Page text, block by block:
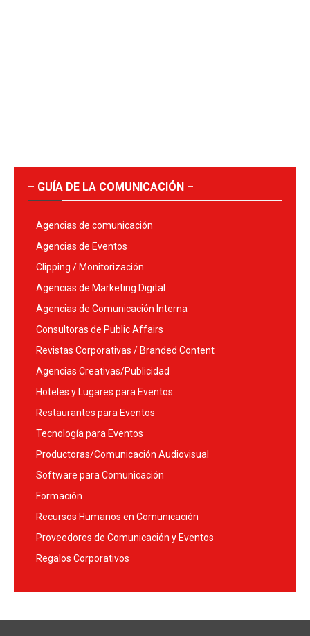
– GUÍA DE LA COMUNICACIÓN –
Agencias de comunicación
Agencias de Eventos
Clipping / Monitorización
Agencias de Marketing Digital
Agencias de Comunicación Interna
Consultoras de Public Affairs
Revistas Corporativas / Branded Content
Agencias Creativas/Publicidad
Hoteles y Lugares para Eventos
Restaurantes para Eventos
Tecnología para Eventos
Productoras/Comunicación Audiovisual
Software para Comunicación
Formación
Recursos Humanos en Comunicación
Proveedores de Comunicación y Eventos
Regalos Corporativos